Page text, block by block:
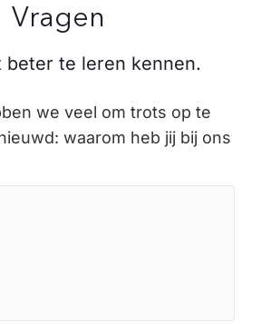
Vragen
beter te leren kennen.
we veel om trots op te
waarom heb jij bij ons